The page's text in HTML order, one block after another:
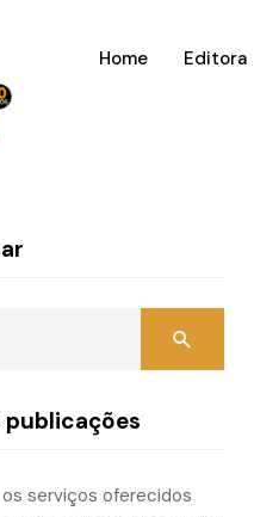
Home Editora
publicações
os serviços oferecidos